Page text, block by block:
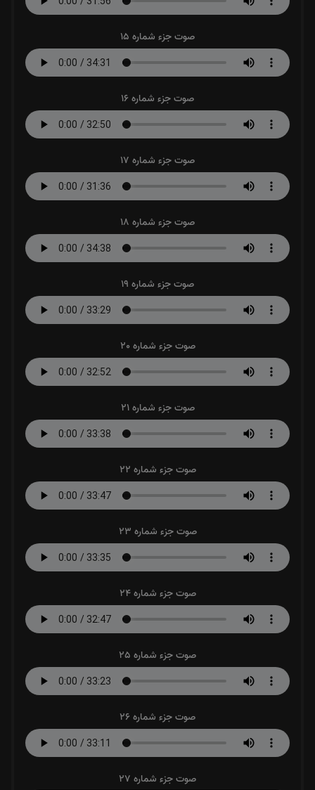
صوت جزء شماره 15
صوت جزء شماره 16
صوت جزء شماره 17
صوت جزء شماره 18
صوت جزء شماره 19
صوت جزء شماره 20
صوت جزء شماره 21
صوت جزء شماره 22
صوت جزء شماره 23
صوت جزء شماره 24
صوت جزء شماره 25
صوت جزء شماره 26
صوت جزء شماره 27